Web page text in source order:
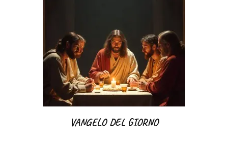
VANGELO DEL GIORNO